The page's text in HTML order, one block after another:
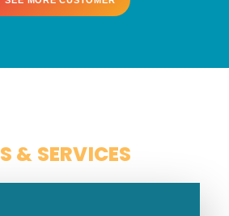
& SERVICES